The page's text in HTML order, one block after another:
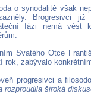
o synodalitě však
Brogresivci
fázi nemá vést
Svatého Otce
rok, zabývalo
progresivci a
rozproudila široká